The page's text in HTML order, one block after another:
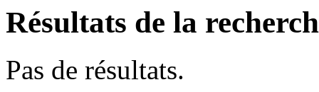
Résultats de la
Pas de résultats.